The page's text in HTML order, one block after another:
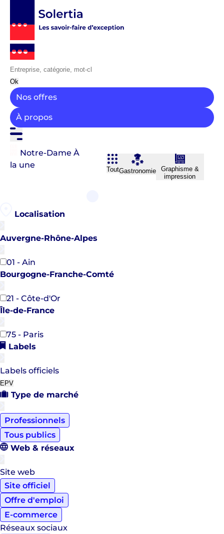
Ok
Nos offres
À propos
Notre-Dame À
la une
ToutGastronomie
Graphisme &
impression
Localisation
Auvergne-Rhône-Alpes
01 - Ain
Bourgogne-Franche-Comté
21 - Côte-d'Or
Île-de-France
75 - Paris
Labels
Labels officiels
EPV
Type de marché
Professionnels
Tous publics
Web & réseaux
Site web
Site officiel
Offre d'emploi
E-commerce
Réseaux sociaux